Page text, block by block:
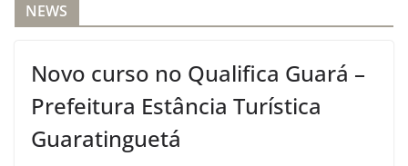
NEWS
Novo curso no Qualifica Guará –
Prefeitura Estância Turística
Guaratinguetá